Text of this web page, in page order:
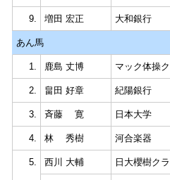
9. 増田 宏正 大和銀行
あん馬
1. 鹿島 丈博 マック体操
2. 畠田 好章 紀陽銀行
3. 斉藤 寛 日本大学
4. 林 秀樹 河合楽器
5. 西川 大輔 日大櫻樹ク